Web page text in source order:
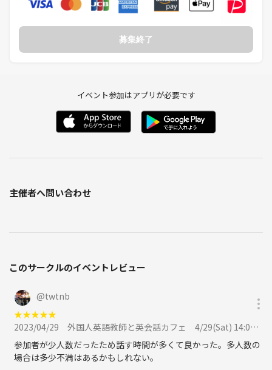
募集終了
イベント参加はアプリが必要です
主催者へ問い合わせ
このサークルのイベントレビュー
@twtnb
★★★★★
2023/04/29
外国人英語教師と英会話カフェ 4/29(Sat) 14:00から @北千住駅周辺のカフェに参加
参加者が少人数だったため話す時間が多くて良かった。多人数の
場合は多少不満はあるかもしれない。